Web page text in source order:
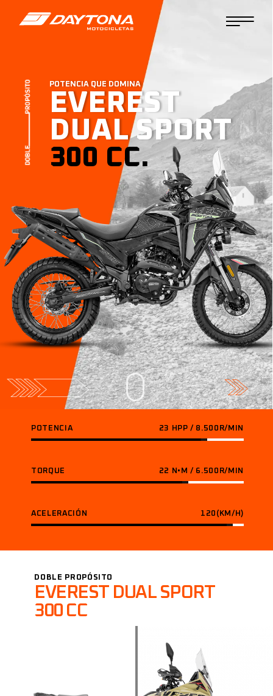
POTENCIA QUE DOMINA
EVEREST
DUAL SPORT
300 CC.
POTENCIA 23 HPP / 8.500R/MIN
TORQUE 22 N•M / 6.500R/MIN
ACELERACIÓN 120(KM/H)
DOBLE PROPÓSITO
EVEREST DUAL SPORT
300 CC